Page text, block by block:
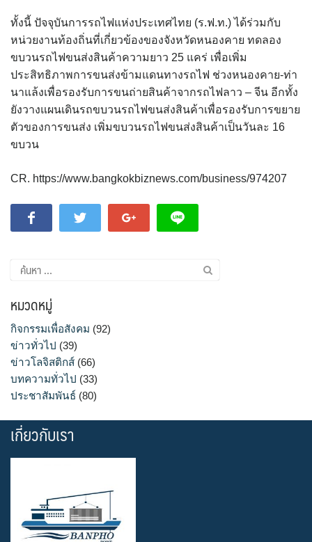
ทั้งนี้ ปัจจุบันการรถไฟแห่งประเทศไทย (ร.ฟ.ท.) ได้ร่วมกับ
หน่วยงานท้องถิ่นที่เกี่ยวข้องของจังหวัดหนองคาย ทดลอง
ขบวนรถไฟขนส่งสินค้าความยาว 25 แคร่ เพื่อเพิ่ม
ประสิทธิภาพการขนส่งข้ามแดนทางรถไฟ ช่วงหนองคาย-ท่า
นาแล้งเพื่อรองรับการขนถ่ายสินค้าจากรถไฟลาว – จีน อีกทั้ง
ยังวางแผนเดินรถขบวนรถไฟขนส่งสินค้าเพื่อรองรับการขยาย
ตัวของการขนส่ง เพิ่มขบวนรถไฟขนส่งสินค้าเป็นวันละ 16
ขบวน
CR. https://www.bangkokbiznews.com/business/974207
ค้นหา
สำหรับ:
หมวดหมู่
กิจกรรมเพื่อสังคม (92)
ข่าวทั่วไป (39)
ข่าวโลจิสติกส์ (66)
บทความทั่วไป (33)
ประชาสัมพันธ์ (80)
เกี่ยวกับเรา